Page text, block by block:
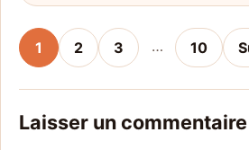
1 2 3 … 10
Laisser un commentaire